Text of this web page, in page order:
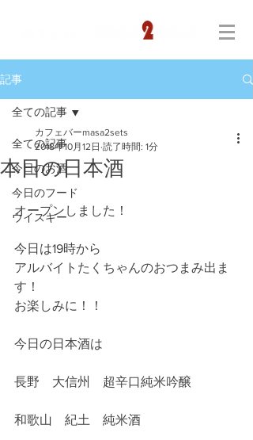
記事
全ての記事
今日のお酒
今日のフード
ウイスキー
全ての記事
本日の日本酒
カフェバーmasa2sets
2018年10月12日 読了時間: 1分
オープンしました！
今日は19時から
アルバイトたくちゃんのおつまみ出ま
す！
お楽しみに！！
今日の日本酒は
長野　大信州　超辛口純米吟醸
和歌山　紀土　純米酒